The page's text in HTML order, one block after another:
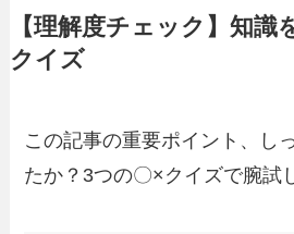
【理解度チェック】知識
クイズ
この記事の重要ポイント、し
たか？3つの〇×クイズで腕試